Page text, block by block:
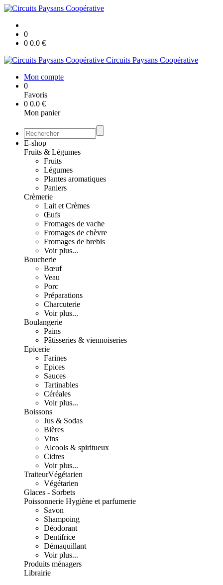
0
0 0.0 €
Circuits Paysans Coopérative
Mon compte
0
Favoris
0 0.0 €
Mon panier
E-shop
Fruits & Légumes
Fruits
Légumes
Plantes aromatiques
Paniers
Crèmerie
Lait et Crèmes
Œufs
Fromages de vache
Fromages de chèvre
Fromages de brebis
Voir plus...
Boucherie
Bœuf
Veau
Porc
Préparations
Charcuterie
Voir plus...
Boulangerie
Pains
Pâtisseries & viennoiseries
Epicerie
Farines
Epices
Sauces
Tartinables
Céréales
Voir plus...
Boissons
Jus & Sodas
Bières
Vins
Alcools & spiritueux
Cidres
Voir plus...
TraiteurVégétarien
Végétarien
Glaces - Sorbets
Poissonnerie Hygiène et parfumerie
Savon
Shampoing
Déodorant
Dentifrice
Démaquillant
Voir plus...
Produits ménagers
Librairie